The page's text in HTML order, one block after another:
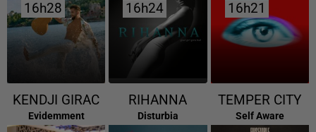
16h28
16h28
KENDJI GIRAC
Evidemment
16h24
16h24
RIHANNA
Disturbia
16h21
16h21
TEMPER CITY
Self Aware